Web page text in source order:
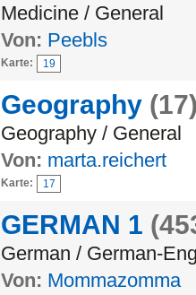
Medicine / General
Von: Peebls
Karte: 19
Geography
Geography / General
Von: marta.reichert
Karte: 17
GERMAN 1
German / German-
Von: Mommazomma